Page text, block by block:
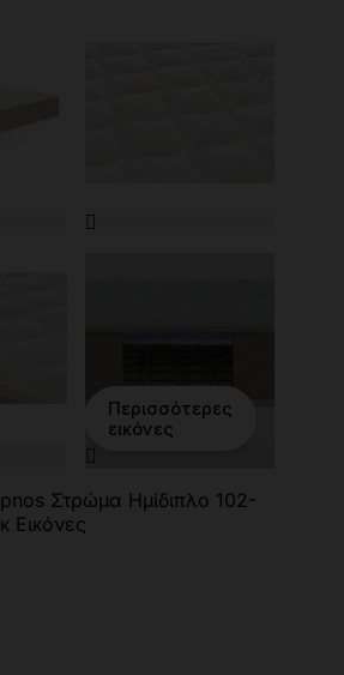

Περισσότερες
εικόνες

Στρώμα Ημίδιπλο 102-
Εικόνες